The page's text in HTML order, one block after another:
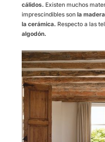
cálidos. Existen muchos
imprescindibles son la
la cerámica. Respecto a las
algodón.